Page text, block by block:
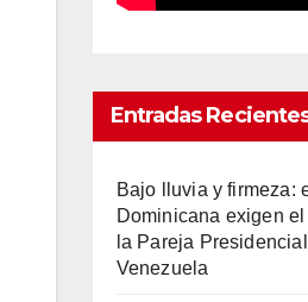
Entradas
Bajo lluvia y firmeza:
Dominicana exigen
la Pareja
Venezuela